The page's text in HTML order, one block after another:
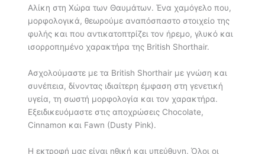
Αλίκη στη Χώρα των Θαυμάτων. Ένα χαμόγελο που,
μορφολογικά, θεωρούμε αναπόσπαστο στοιχείο της
φυλής και που αντικατοπτρίζει τον ήρεμο, γλυκό και
ισορροπημένο χαρακτήρα της British Shorthair.
Ασχολούμαστε με τα British Shorthair με γνώση και
συνέπεια, δίνοντας ιδιαίτερη έμφαση στη γενετική
υγεία, τη σωστή μορφολογία και τον χαρακτήρα.
Εξειδικευόμαστε στις αποχρώσεις Chocolate,
Cinnamon και Fawn (Dusty Pink).
Η εκτροφή μας είναι ηθική και υπεύθυνη. Όλοι οι